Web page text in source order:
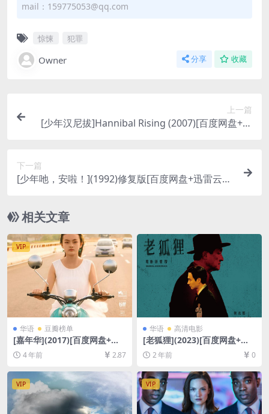
mail：159775053@qq.com
惊悚 犯罪
Owner 分享 收藏
上一篇
[少年汉尼拔]Hannibal Rising (2007)[百度网盘+迅
下一篇
[少年吔，安啦！](1992)修复版[百度网盘+迅雷云盘
相关文章
VIP
华语 豆瓣榜单
[嘉年华](2017)[百度网盘+迅
雷云盘资源1080P超清未删减]
[MP4/GB][中英字幕]
4 年前 2.87
华语 高清电影
[老狐狸](2023)[百度网盘+夸
克网盘1080P超清未删减资源]
[网盘在线播放/下载][MP4/6.
6GB][中文字幕]
2 年前 0
VIP VIP